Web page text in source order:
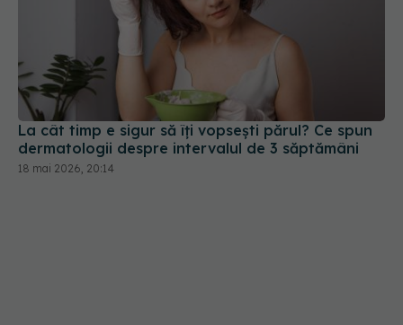
La cât timp e sigur să îți vopsești părul? Ce spun
dermatologii despre intervalul de 3 săptămâni
18 mai 2026, 20:14